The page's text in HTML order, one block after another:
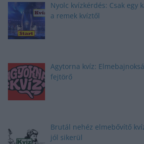
Nyolc kvízkérdés: Csak egy
a remek kvíztől
Agytorna kvíz:
fejtörő
Brutál nehéz elmebővítő
jól sikerül